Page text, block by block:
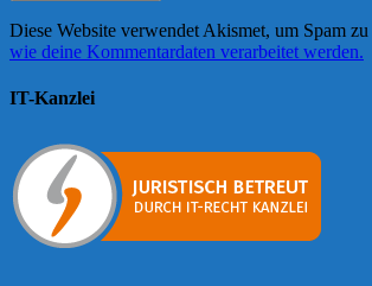
Diese Website verwendet Akismet, um Spam zu
wie deine Kommentardaten verarbeitet werden.
IT-Kanzlei